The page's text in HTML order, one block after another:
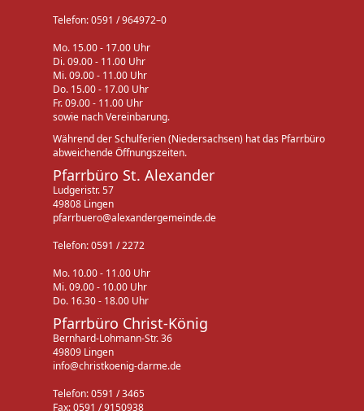
Telefon: 0591 / 964972–0
Mo. 15.00 - 17.00 Uhr
Di. 09.00 - 11.00 Uhr
Mi. 09.00 - 11.00 Uhr
Do. 15.00 - 17.00 Uhr
Fr. 09.00 - 11.00 Uhr
sowie nach Vereinbarung.
Während der Schulferien (Niedersachsen) hat das Pfarrbüro
abweichende Öffnungszeiten.
Pfarrbüro St. Alexander
Ludgeristr. 57
49808 Lingen
pfarrbuero@alexandergemeinde.de
Telefon: 0591 / 2272
Mo. 10.00 - 11.00 Uhr
Mi. 09.00 - 10.00 Uhr
Do. 16.30 - 18.00 Uhr
Pfarrbüro Christ-König
Bernhard-Lohmann-Str. 36
49809 Lingen
info@christkoenig-darme.de
Telefon: 0591 / 3465
Fax: 0591 / 9150938